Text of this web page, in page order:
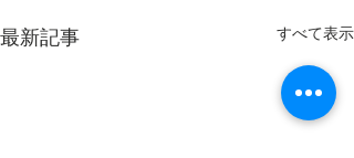
最新記事 すべて表示